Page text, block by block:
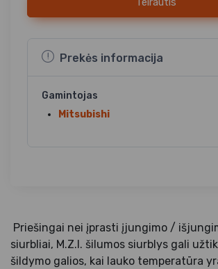
Prekės informacija
Gamintojas
Mitsubishi
Priešingai nei įprasti įjungimo /
siurbliai, M.Z.I. šilumos siurblys gali
šildymo galios, kai lauko temperatūra